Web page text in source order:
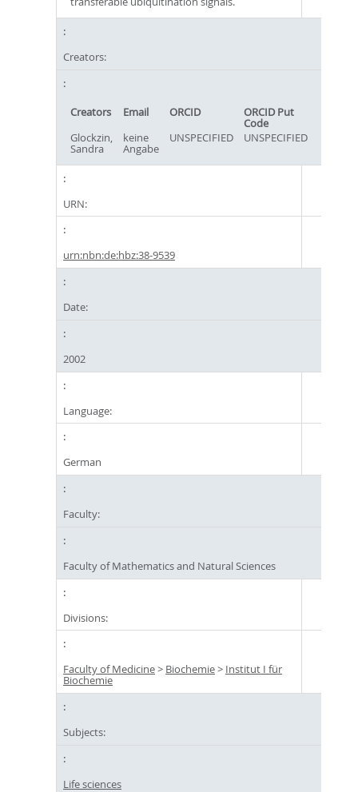
Creators:
Creators Email ORCID ORCID Put
Code
Glockzin,
Sandra
keine
Angabe
UNSPECIFIED UNSPECIFIED
URN:
urn:nbn:de:hbz:38-9539
Date:
2002
Language:
German
Faculty:
Faculty of Mathematics and Natural Sciences
Divisions:
Faculty of Medicine> Biochemie> Institut I für
Biochemie
Subjects:
Life sciences